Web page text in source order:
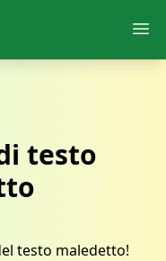
testo
testo maledetto!